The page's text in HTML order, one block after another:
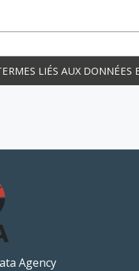
LIÉS AUX
Agency